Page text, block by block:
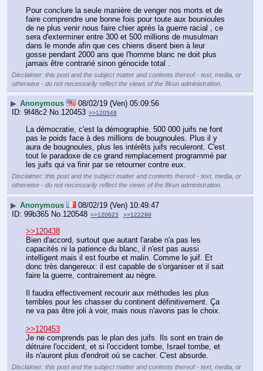
Pour conclure la seule manière de venger nos morts et de
faire comprendre une bonne fois pour toute aux bounioules
de ne plus venir nous faire chier après la guerre racial , ce
sera d'exterminer entre 300 et 500 millions de musulman
dans le monde afin que ces chiens disent bien à leur
gosse pendant 2000 ans que l'homme blanc ne doit plus
jamais être contrarié sinon génocide total .
Disclaimer: this post and the subject matter and contents thereof - text, media, or
otherwise - do not necessarily reflect the views of the 8kun administration.
▶ Anonymous
08/02/19 (Ven) 05:09:56
9f48c2 No.120453 >>120548
La démocratie, c'est la démographie. 500 000 juifs ne font
pas le poids face à des millions de bougnoules. Plus il y
aura de bougnoules, plus les intérêts juifs reculeront. C'est
tout le paradoxe de ce grand remplacement programmé par
les juifs qui va finir par se retourner contre eux.
Disclaimer: this post and the subject matter and contents thereof - text, media, or
otherwise - do not necessarily reflect the views of the 8kun administration.
▶ Anonymous
08/02/19 (Ven) 10:49:47
99b365 No.120548 >>120623 >>122299
>>120438
Bien d'accord, surtout que autant l'arabe n'a pas les
capacités ni la patience du blanc, il n'est pas aussi
intelligent mais il est fourbe et malin. Comme le juif. Et
donc très dangereux: il est capable de s'organiser et il sait
faire la guerre, contrairement au nègre.
Il faudra effectivement recourir aux méthodes les plus
terribles pour les chasser du continent définitivement. Ça
ne va pas être joli à voir, mais nous n'avons pas le choix.
>>120453
Je ne comprends pas le plan des juifs. Ils sont en train de
détruire l'occident, et si l'occident tombe, Israel tombe, et
ils n'auront plus d'endroit où se cacher. C'est absurde.
Disclaimer: this post and the subject matter and contents thereof - text, media, or